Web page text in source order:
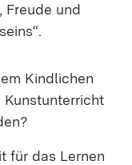
Freude und
Kindlichen
Kunstunterricht
für das Lernen